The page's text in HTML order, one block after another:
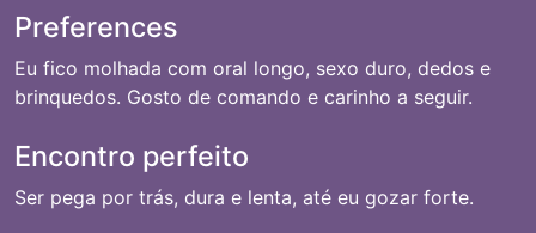
Preferences
Eu fico molhada com oral longo, sexo duro, dedos e
brinquedos. Gosto de comando e carinho a seguir.
Encontro perfeito
Ser pega por trás, dura e lenta, até eu gozar forte.